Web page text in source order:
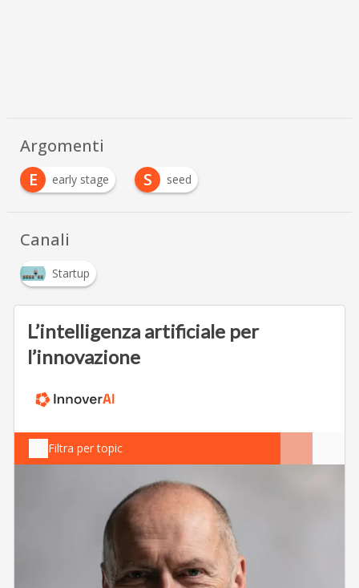
Argomenti
E
early stage S seed
Canali
Startup
L’intelligenza artificiale per
l’innovazione
Filtra per topic